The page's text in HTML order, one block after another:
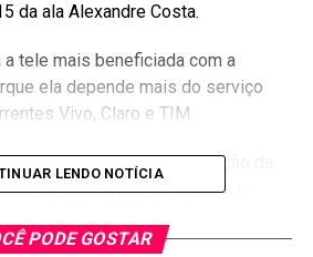
da ala Alexandre Costa.
a tele mais beneficiada com a
ela depende mais do serviço
Vivo, Claro e TIM.
com a esperar da aprovação da
de operações de compra e
do Ministério Público do
LENDO NOTÍCIA
PODE GOSTAR